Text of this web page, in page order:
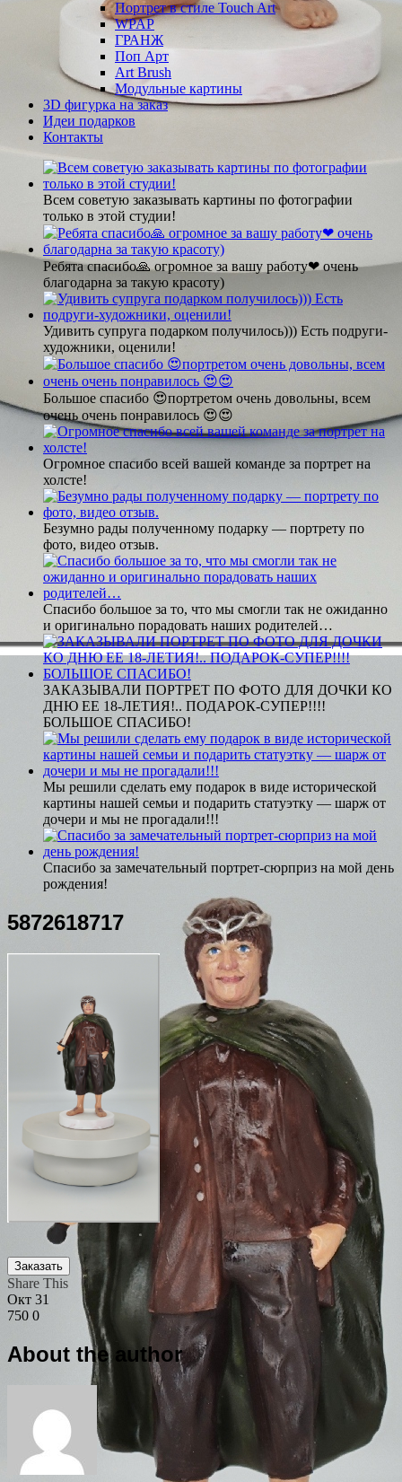
Портрет в стиле Touch Art
WPAP
ГРАНЖ
Поп Арт
Art Brush
Модульные картины
3D фигурка на заказ
Идеи подарков
Контакты
Всем советую заказывать картины по фотографии
только в этой студии!
Ребята спасибо🙏 огромное за вашу работу❤ очень
благодарна за такую красоту)
Удивить супруга подарком получилось))) Есть подруги-
художники, оценили!
Большое спасибо 😍портретом очень довольны, всем
очень очень понравилось 😍😍
Огромное спасибо всей вашей команде за портрет на
холсте!
Безумно рады полученному подарку — портрету по
фото, видео отзыв.
Спасибо большое за то, что мы смогли так не ожиданно
и оригинально порадовать наших родителей…
ЗАКАЗЫВАЛИ ПОРТРЕТ ПО ФОТО ДЛЯ ДОЧКИ КО
ДНЮ ЕЕ 18-ЛЕТИЯ!.. ПОДАРОК-СУПЕР!!!!
БОЛЬШОЕ СПАСИБО!
Мы решили сделать ему подарок в виде исторической
картины нашей семьи и подарить статуэтку — шарж от
дочери и мы не прогадали!!!
Спасибо за замечательный портрет-сюрприз на мой день
рождения!
5872618717
Заказать
Share This
Окт 31
750 0
About the author